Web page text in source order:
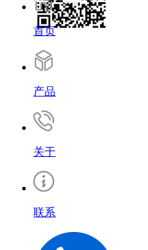
首页
产品
关于
联系